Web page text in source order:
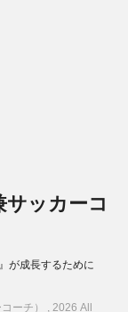
ッカーコ
が成長するために
ーチ） , 2026 All